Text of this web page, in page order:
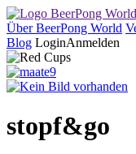
Über BeerPong World
Blog LoginAnmelden
stopf&go